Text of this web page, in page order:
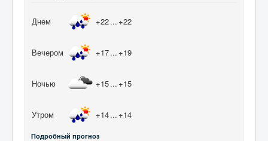
Днем +22... +22
Вечером +17... +19
Ночью +15... +15
Утром +14... +14
Подробный прогноз